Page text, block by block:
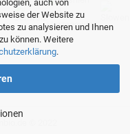
auch von
der Website zu
zu analysieren und Ihnen
können. Weitere
.